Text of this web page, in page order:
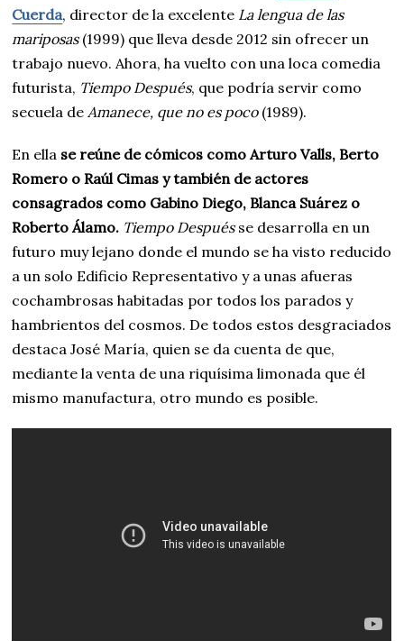
Cuerda, director de la excelente La lengua de las
mariposas (1999) que lleva desde 2012 sin ofrecer un
trabajo nuevo. Ahora, ha vuelto con una loca comedia
futurista, Tiempo Después, que podría servir como
secuela de Amanece, que no es poco (1989).
En ella se reúne de cómicos como Arturo Valls, Berto
Romero o Raúl Cimas y también de actores
consagrados como Gabino Diego, Blanca Suárez o
Roberto Álamo. Tiempo Después se desarrolla en un
futuro muy lejano donde el mundo se ha visto reducido
a un solo Edificio Representativo y a unas afueras
cochambrosas habitadas por todos los parados y
hambrientos del cosmos. De todos estos desgraciados
destaca José María, quien se da cuenta de que,
mediante la venta de una riquísima limonada que él
mismo manufactura, otro mundo es posible.